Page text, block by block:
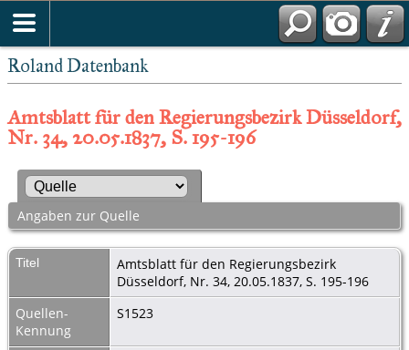
Roland Datenbank
Amtsblatt für den Regierungsbezirk Düsseldorf,
Nr. 34, 20.05.1837, S. 195-196
Angaben zur Quelle
Titel
Amtsblatt für den Regierungsbezirk
Düsseldorf, Nr. 34, 20.05.1837, S. 195-196
Quellen-
Kennung
S1523